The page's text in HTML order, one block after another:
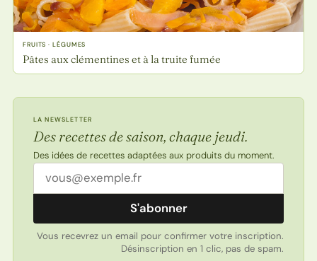
FRUITS · LÉGUMES
Pâtes aux clémentines et à la truite fumée
LA NEWSLETTER
Des recettes de saison, chaque jeudi.
Des idées de recettes adaptées aux produits du moment.
Adresse email
S'abonner
Vous recevrez un email pour confirmer votre inscription.
Désinscription en 1 clic, pas de spam.